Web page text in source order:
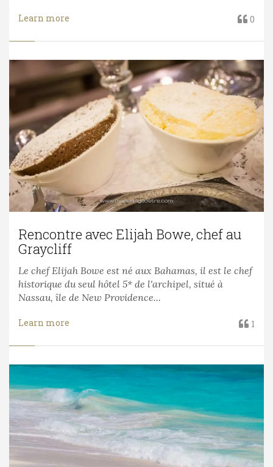
Learn more 0
Rencontre avec Elijah Bowe, chef au
Graycliff
Le chef Elijah Bowe est né aux Bahamas, il est le chef
historique du seul hôtel 5* de l'archipel, situé à
Nassau, île de New Providence...
Learn more 1